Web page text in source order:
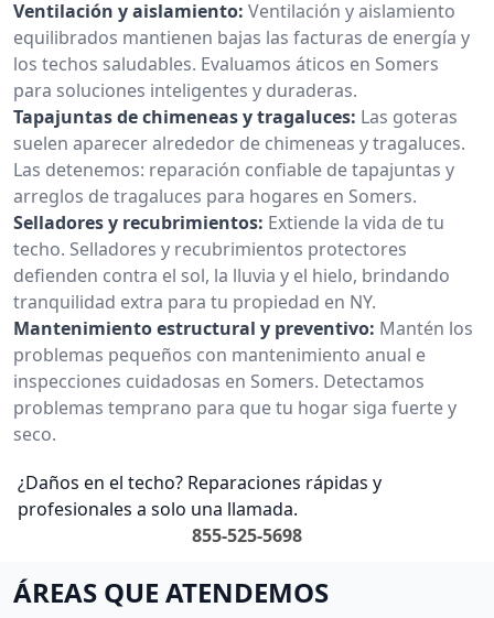
Ventilación y aislamiento: Ventilación y aislamiento
equilibrados mantienen bajas las facturas de energía y
los techos saludables. Evaluamos áticos en Somers
para soluciones inteligentes y duraderas.
Tapajuntas de chimeneas y tragaluces: Las goteras
suelen aparecer alrededor de chimeneas y tragaluces.
Las detenemos: reparación confiable de tapajuntas y
arreglos de tragaluces para hogares en Somers.
Selladores y recubrimientos: Extiende la vida de tu
techo. Selladores y recubrimientos protectores
defienden contra el sol, la lluvia y el hielo, brindando
tranquilidad extra para tu propiedad en NY.
Mantenimiento estructural y preventivo: Mantén los
problemas pequeños con mantenimiento anual e
inspecciones cuidadosas en Somers. Detectamos
problemas temprano para que tu hogar siga fuerte y
seco.
¿Daños en el techo? Reparaciones rápidas y
profesionales a solo una llamada.
855-525-5698
ÁREAS QUE ATENDEMOS